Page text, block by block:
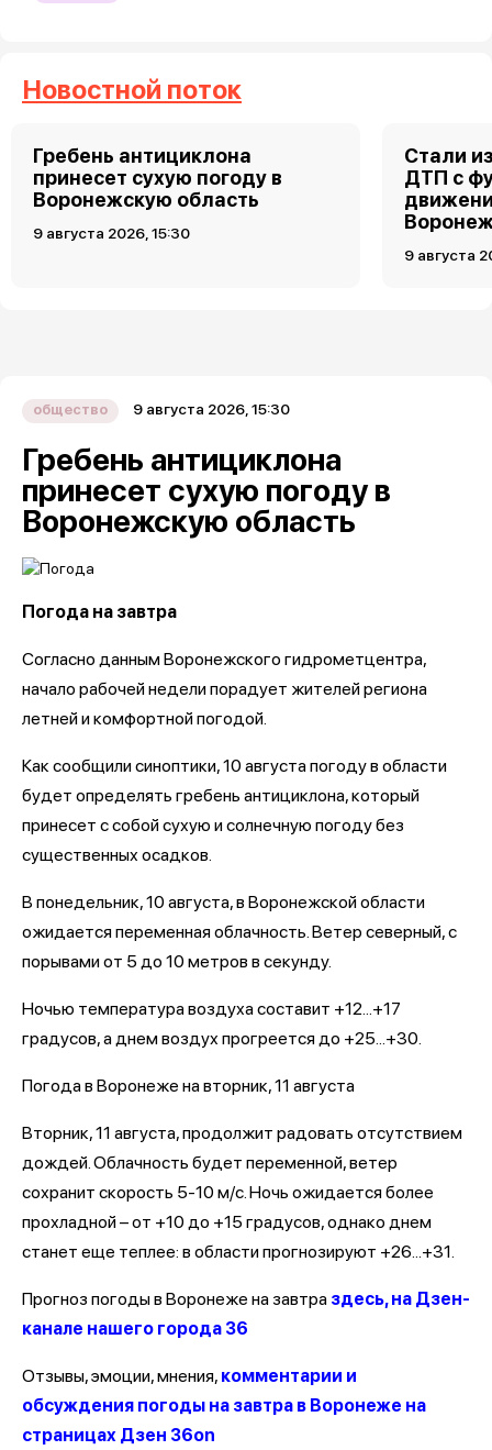
Новостной поток
Гребень антициклона
принесет сухую погоду в
Воронежскую область
9 августа 2026, 15:30
Стали
ДТП с
9 августа
общество 9 августа 2026, 15:30
Гребень антициклона
принесет сухую погоду в
Воронежскую область
Погода на завтра
Согласно данным Воронежского гидрометцентра,
начало рабочей недели порадует жителей региона
летней и комфортной погодой.
Как сообщили синоптики, 10 августа погоду в области
будет определять гребень антициклона, который
принесет с собой сухую и солнечную погоду без
существенных осадков.
В понедельник, 10 августа, в Воронежской области
ожидается переменная облачность. Ветер северный, с
порывами от 5 до 10 метров в секунду.
Ночью температура воздуха составит +12...+17
градусов, а днем воздух прогреется до +25...+30.
Погода в Воронеже на вторник, 11 августа
Вторник, 11 августа, продолжит радовать отсутствием
дождей. Облачность будет переменной, ветер
сохранит скорость 5-10 м/с. Ночь ожидается более
прохладной – от +10 до +15 градусов, однако днем
станет еще теплее: в области прогнозируют +26...+31.
Прогноз погоды в Воронеже на завтра здесь, на Дзен-
канале нашего города 36
Отзывы, эмоции, мнения, комментарии и
обсуждения погоды на завтра в Воронеже на
страницах Дзен 36on